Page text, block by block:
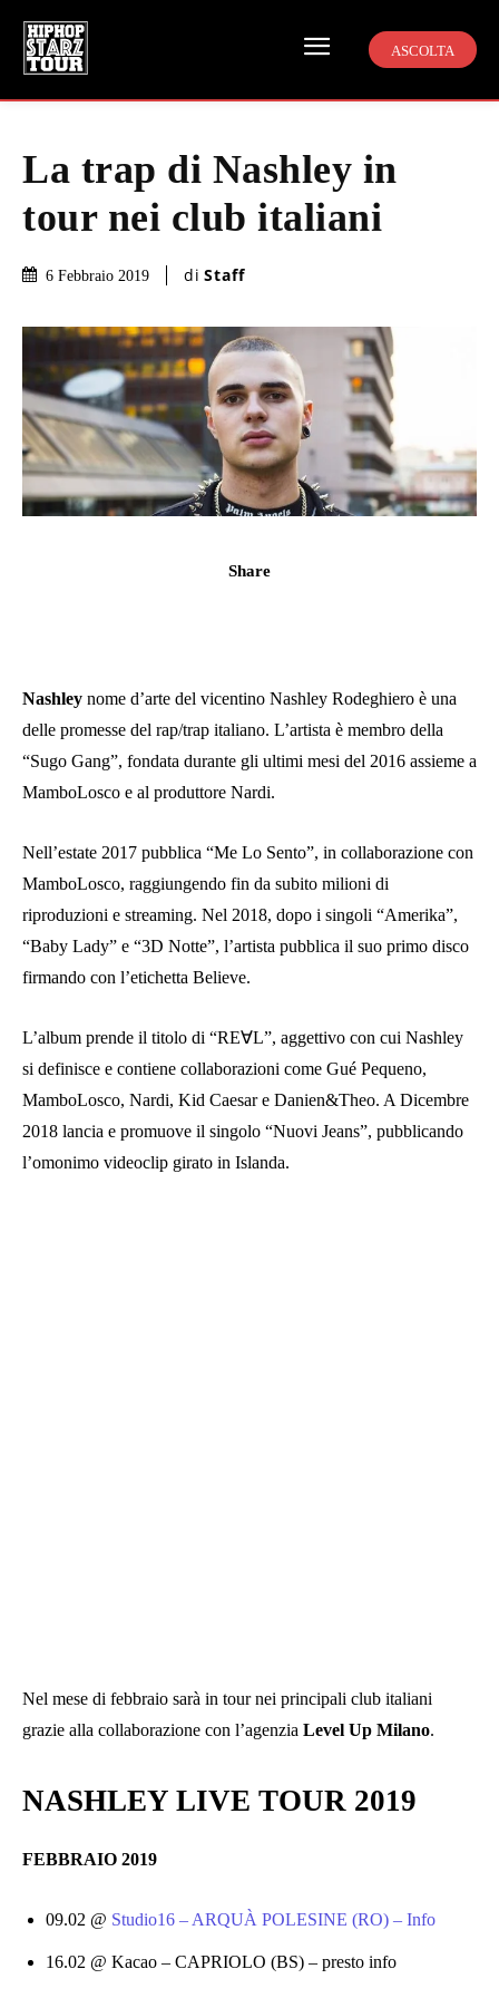
ASCOLTA
La trap di Nashley in
tour nei club italiani
6 Febbraio 2019 di Staff
Share
Nashley nome d’arte del vicentino Nashley Rodeghiero è una
delle promesse del rap/trap italiano. L’artista è membro della
“Sugo Gang”, fondata durante gli ultimi mesi del 2016 assieme a
MamboLosco e al produttore Nardi.
Nell’estate 2017 pubblica “Me Lo Sento”, in collaborazione con
MamboLosco, raggiungendo fin da subito milioni di
riproduzioni e streaming. Nel 2018, dopo i singoli “Amerika”,
“Baby Lady” e “3D Notte”, l’artista pubblica il suo primo disco
firmando con l’etichetta Believe.
L’album prende il titolo di “RE∀L”, aggettivo con cui Nashley
si definisce e contiene collaborazioni come Gué Pequeno,
MamboLosco, Nardi, Kid Caesar e Danien&Theo. A Dicembre
2018 lancia e promuove il singolo “Nuovi Jeans”, pubblicando
l’omonimo videoclip girato in Islanda.
Nel mese di febbraio sarà in tour nei principali club italiani
grazie alla collaborazione con l’agenzia Level Up Milano.
NASHLEY LIVE TOUR 2019
FEBBRAIO 2019
09.02 @ Studio16 – ARQUÀ POLESINE (RO) – Info
16.02 @ Kacao – CAPRIOLO (BS) – presto info